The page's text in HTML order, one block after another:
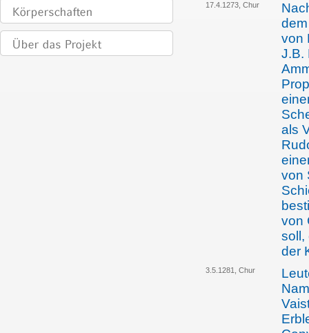
17.4.1273, Chur
von
J.B.
als
von
von
soll,
der
3.5.1281, Chur